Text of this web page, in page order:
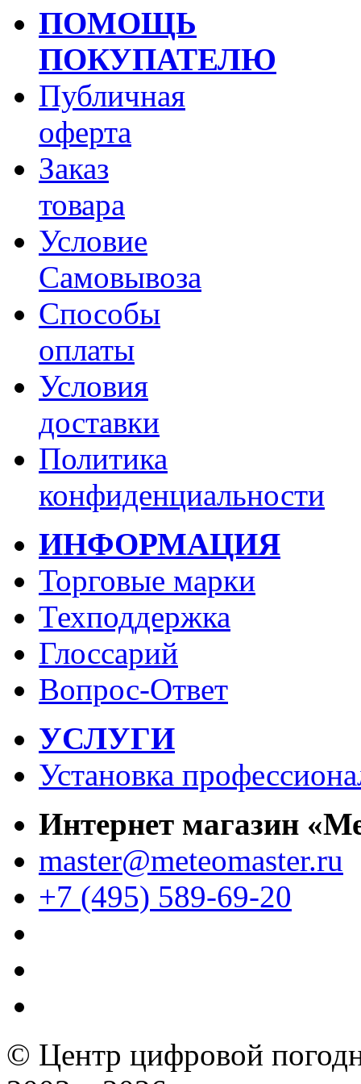
ПОМОЩЬ
ПОКУПАТЕЛЮ
Публичная
оферта
Заказ
товара
Условие
Самовывоза
Способы
оплаты
Условия
доставки
Политика
конфиденциальности
ИНФОРМАЦИЯ
Торговые марки
Техподдержка
Глоссарий
Вопрос-Ответ
УСЛУГИ
Установка
Интернет магазин
master@meteomaster.ru
+7 (495) 589-69-20
© Центр цифровой